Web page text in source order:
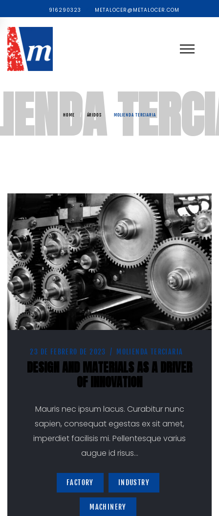
916290323 METALOCER@METALOCER.COM
HOME / ÁRIDOS / MOLIENDA TERCIARIA
23 DE FEBRERO DE 2023 MOLIENDA TERCIARIA
DESIGN AND MATERIALS AS A DRIVER
OF INNOVATION
Mauris nec ipsum lacus. Curabitur nunc
sapien, consequat egestas ex sit amet,
imperdiet facilisis mi. Pellentesque varius
augue id risus…
FACTORY INDUSTRY
MACHINERY